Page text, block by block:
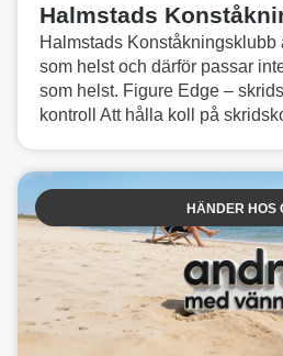
Halmstads
Halmstads Konståkningsklubb
som helst och därför passar
som helst. Figure Edge –
kontroll Att hålla koll på
HÄNDER HOS